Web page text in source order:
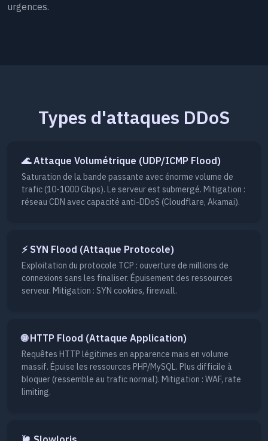
urgences.
Types d'attaques DDoS
🌊 Attaque Volumétrique (UDP/ICMP Flood)
Saturation de la bande passante avec énorme volume de
trafic (10-1000 Gbps). Le serveur est submergé. Mitigation :
réseau CDN avec capacité anti-DDoS (Cloudflare, Akamai).
⚡ SYN Flood (Attaque Protocole)
Exploitation du protocole TCP : ouverture de millions de
connexions sans les finaliser. Épuisement des ressources
serveur. Mitigation : SYN cookies, firewall.
🌐 HTTP Flood (Attaque Application)
Requêtes HTTP légitimes en apparence mais en volume
massif. Épuise les ressources PHP/MySQL. Plus difficile à
bloquer (ressemble au trafic normal). Mitigation : WAF, rate
limiting.